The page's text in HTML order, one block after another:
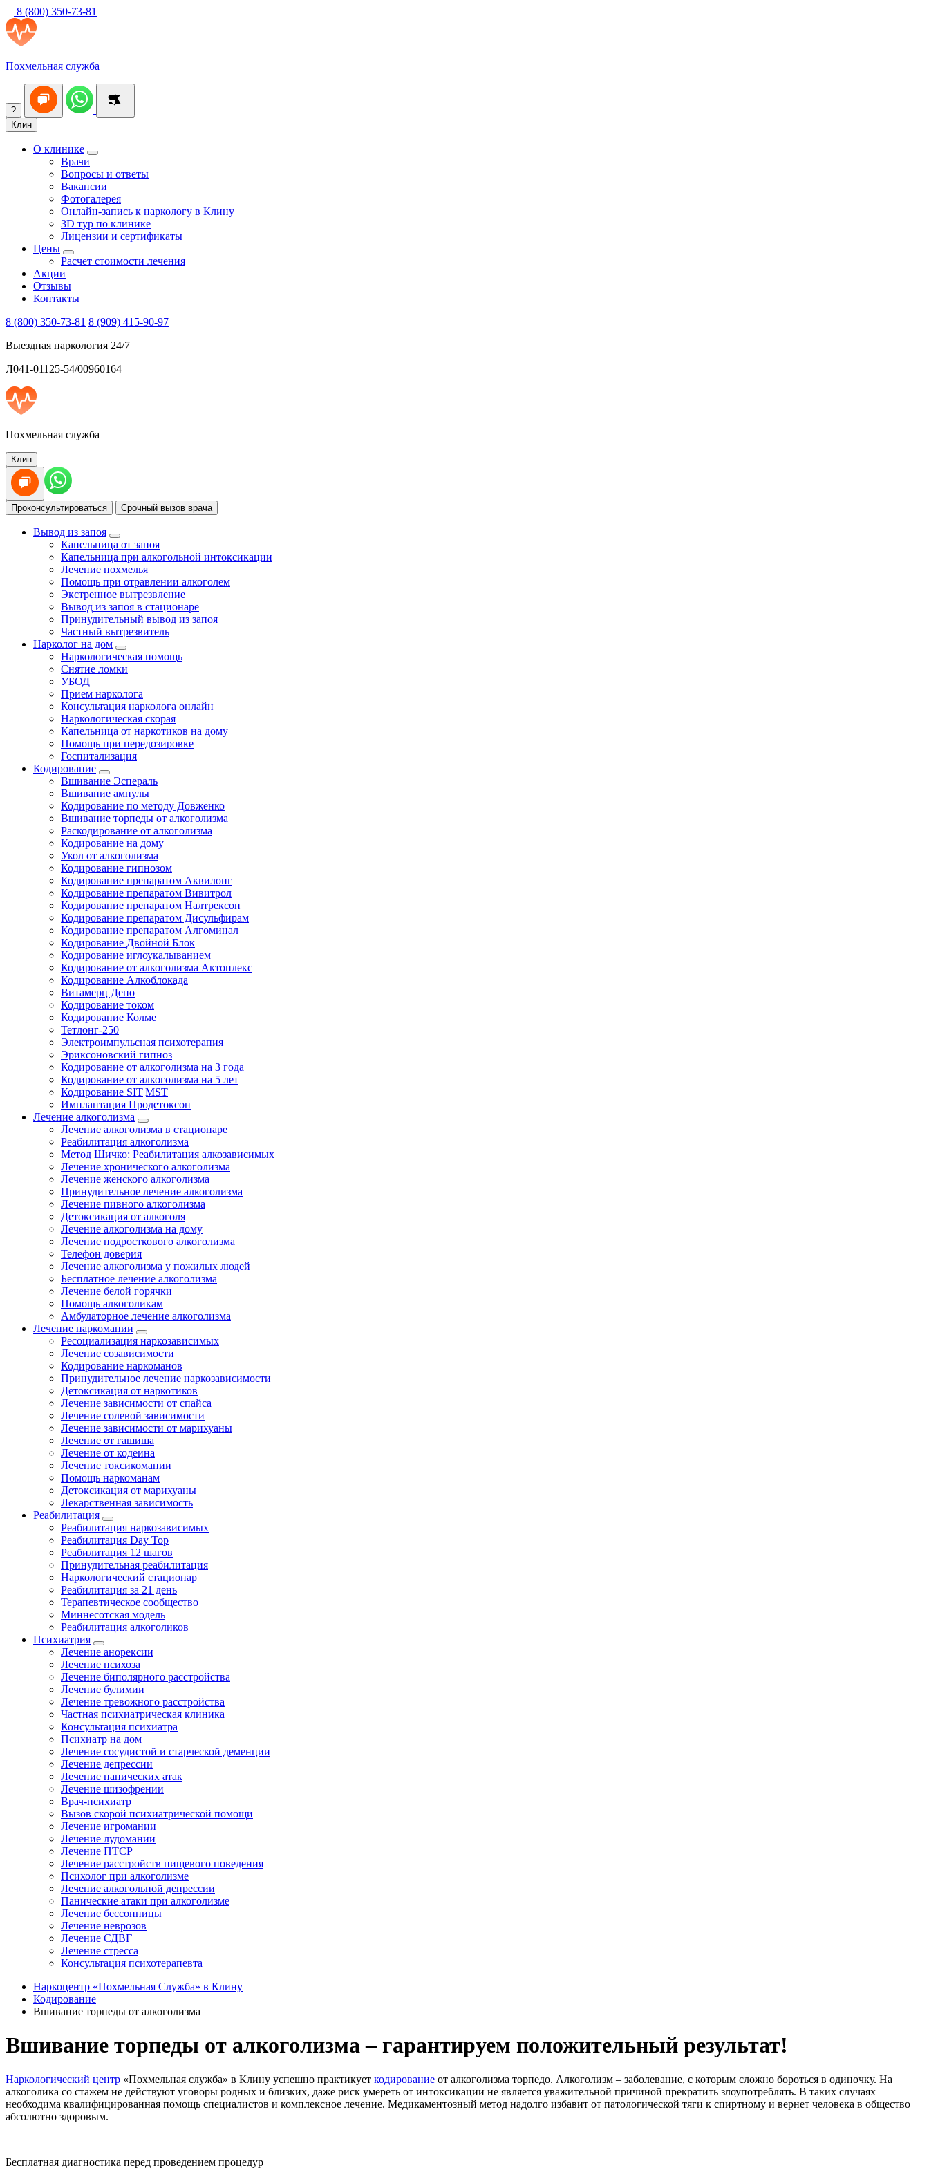
8 (800) 350-73-81
Похмельная служба
?
Клин
О клинике
Врачи
Вопросы и ответы
Вакансии
Фотогалерея
Онлайн-запись к наркологу в Клину
3D тур по клинике
Лицензии и сертификаты
Цены
Расчет стоимости лечения
Акции
Отзывы
Контакты
8 (800) 350-73-81 8 (909) 415-90-97
Выездная наркология 24/7
Л041-01125-54/00960164
Похмельная служба
Клин
Проконсультироваться Срочный вызов врача
Вывод из запоя
Капельница от запоя
Капельница при алкогольной интоксикации
Лечение похмелья
Помощь при отравлении алкоголем
Экстренное вытрезвление
Вывод из запоя в стационаре
Принудительный вывод из запоя
Частный вытрезвитель
Нарколог на дом
Наркологическая помощь
Снятие ломки
УБОД
Прием нарколога
Консультация нарколога онлайн
Наркологическая скорая
Капельница от наркотиков на дому
Помощь при передозировке
Госпитализация
Кодирование
Вшивание Эспераль
Вшивание ампулы
Кодирование по методу Довженко
Вшивание торпеды от алкоголизма
Раскодирование от алкоголизма
Кодирование на дому
Укол от алкоголизма
Кодирование гипнозом
Кодирование препаратом Аквилонг
Кодирование препаратом Вивитрол
Кодирование препаратом Налтрексон
Кодирование препаратом Дисульфирам
Кодирование препаратом Алгоминал
Кодирование Двойной Блок
Кодирование иглоукалыванием
Кодирование от алкоголизма Актоплекс
Кодирование Алкоблокада
Витамерц Депо
Кодирование током
Кодирование Колме
Тетлонг-250
Электроимпульсная психотерапия
Эриксоновский гипноз
Кодирование от алкоголизма на 3 года
Кодирование от алкоголизма на 5 лет
Кодирование SIT|MST
Имплантация Продетоксон
Лечение алкоголизма
Лечение алкоголизма в стационаре
Реабилитация алкоголизма
Метод Шичко: Реабилитация алкозависимых
Лечение хронического алкоголизма
Лечение женского алкоголизма
Принудительное лечение алкоголизма
Лечение пивного алкоголизма
Детоксикация от алкоголя
Лечение алкоголизма на дому
Лечение подросткового алкоголизма
Телефон доверия
Лечение алкоголизма у пожилых людей
Бесплатное лечение алкоголизма
Лечение белой горячки
Помощь алкоголикам
Амбулаторное лечение алкоголизма
Лечение наркомании
Ресоциализация наркозависимых
Лечение созависимости
Кодирование наркоманов
Принудительное лечение наркозависимости
Детоксикация от наркотиков
Лечение зависимости от спайса
Лечение солевой зависимости
Лечение зависимости от марихуаны
Лечение от гашиша
Лечение от кодеина
Лечение токсикомании
Помощь наркоманам
Детоксикация от марихуаны
Лекарственная зависимость
Реабилитация
Реабилитация наркозависимых
Реабилитация Day Top
Реабилитация 12 шагов
Принудительная реабилитация
Наркологический стационар
Реабилитация за 21 день
Терапевтическое сообщество
Миннесотская модель
Реабилитация алкоголиков
Психиатрия
Лечение анорексии
Лечение психоза
Лечение биполярного расстройства
Лечение булимии
Лечение тревожного расстройства
Частная психиатрическая клиника
Консультация психиатра
Психиатр на дом
Лечение сосудистой и старческой деменции
Лечение депрессии
Лечение панических атак
Лечение шизофрении
Врач-психиатр
Вызов скорой психиатрической помощи
Лечение игромании
Лечение лудомании
Лечение ПТСР
Лечение расстройств пищевого поведения
Психолог при алкоголизме
Лечение алкогольной депрессии
Панические атаки при алкоголизме
Лечение бессонницы
Лечение неврозов
Лечение СДВГ
Лечение стресса
Консультация психотерапевта
Наркоцентр «Похмельная Служба» в Клину
Кодирование
Вшивание торпеды от алкоголизма
Вшивание торпеды от алкоголизма – гарантируем положительный результат!
Наркологический центр «Похмельная служба» в Клину успешно практикует кодирование от алкоголизма торпедо. Алкоголизм – заболевание, с которым сложно бороться в одиночку. На
алкоголика со стажем не действуют уговоры родных и близких, даже риск умереть от интоксикации не является уважительной причиной прекратить злоупотреблять. В таких случаях
необходима квалифицированная помощь специалистов и комплексное лечение. Медикаментозный метод надолго избавит от патологической тяги к спиртному и вернет человека в общество
абсолютно здоровым.
Бесплатная диагностика перед проведением процедур